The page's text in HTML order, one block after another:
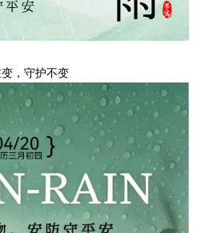
，守护不变